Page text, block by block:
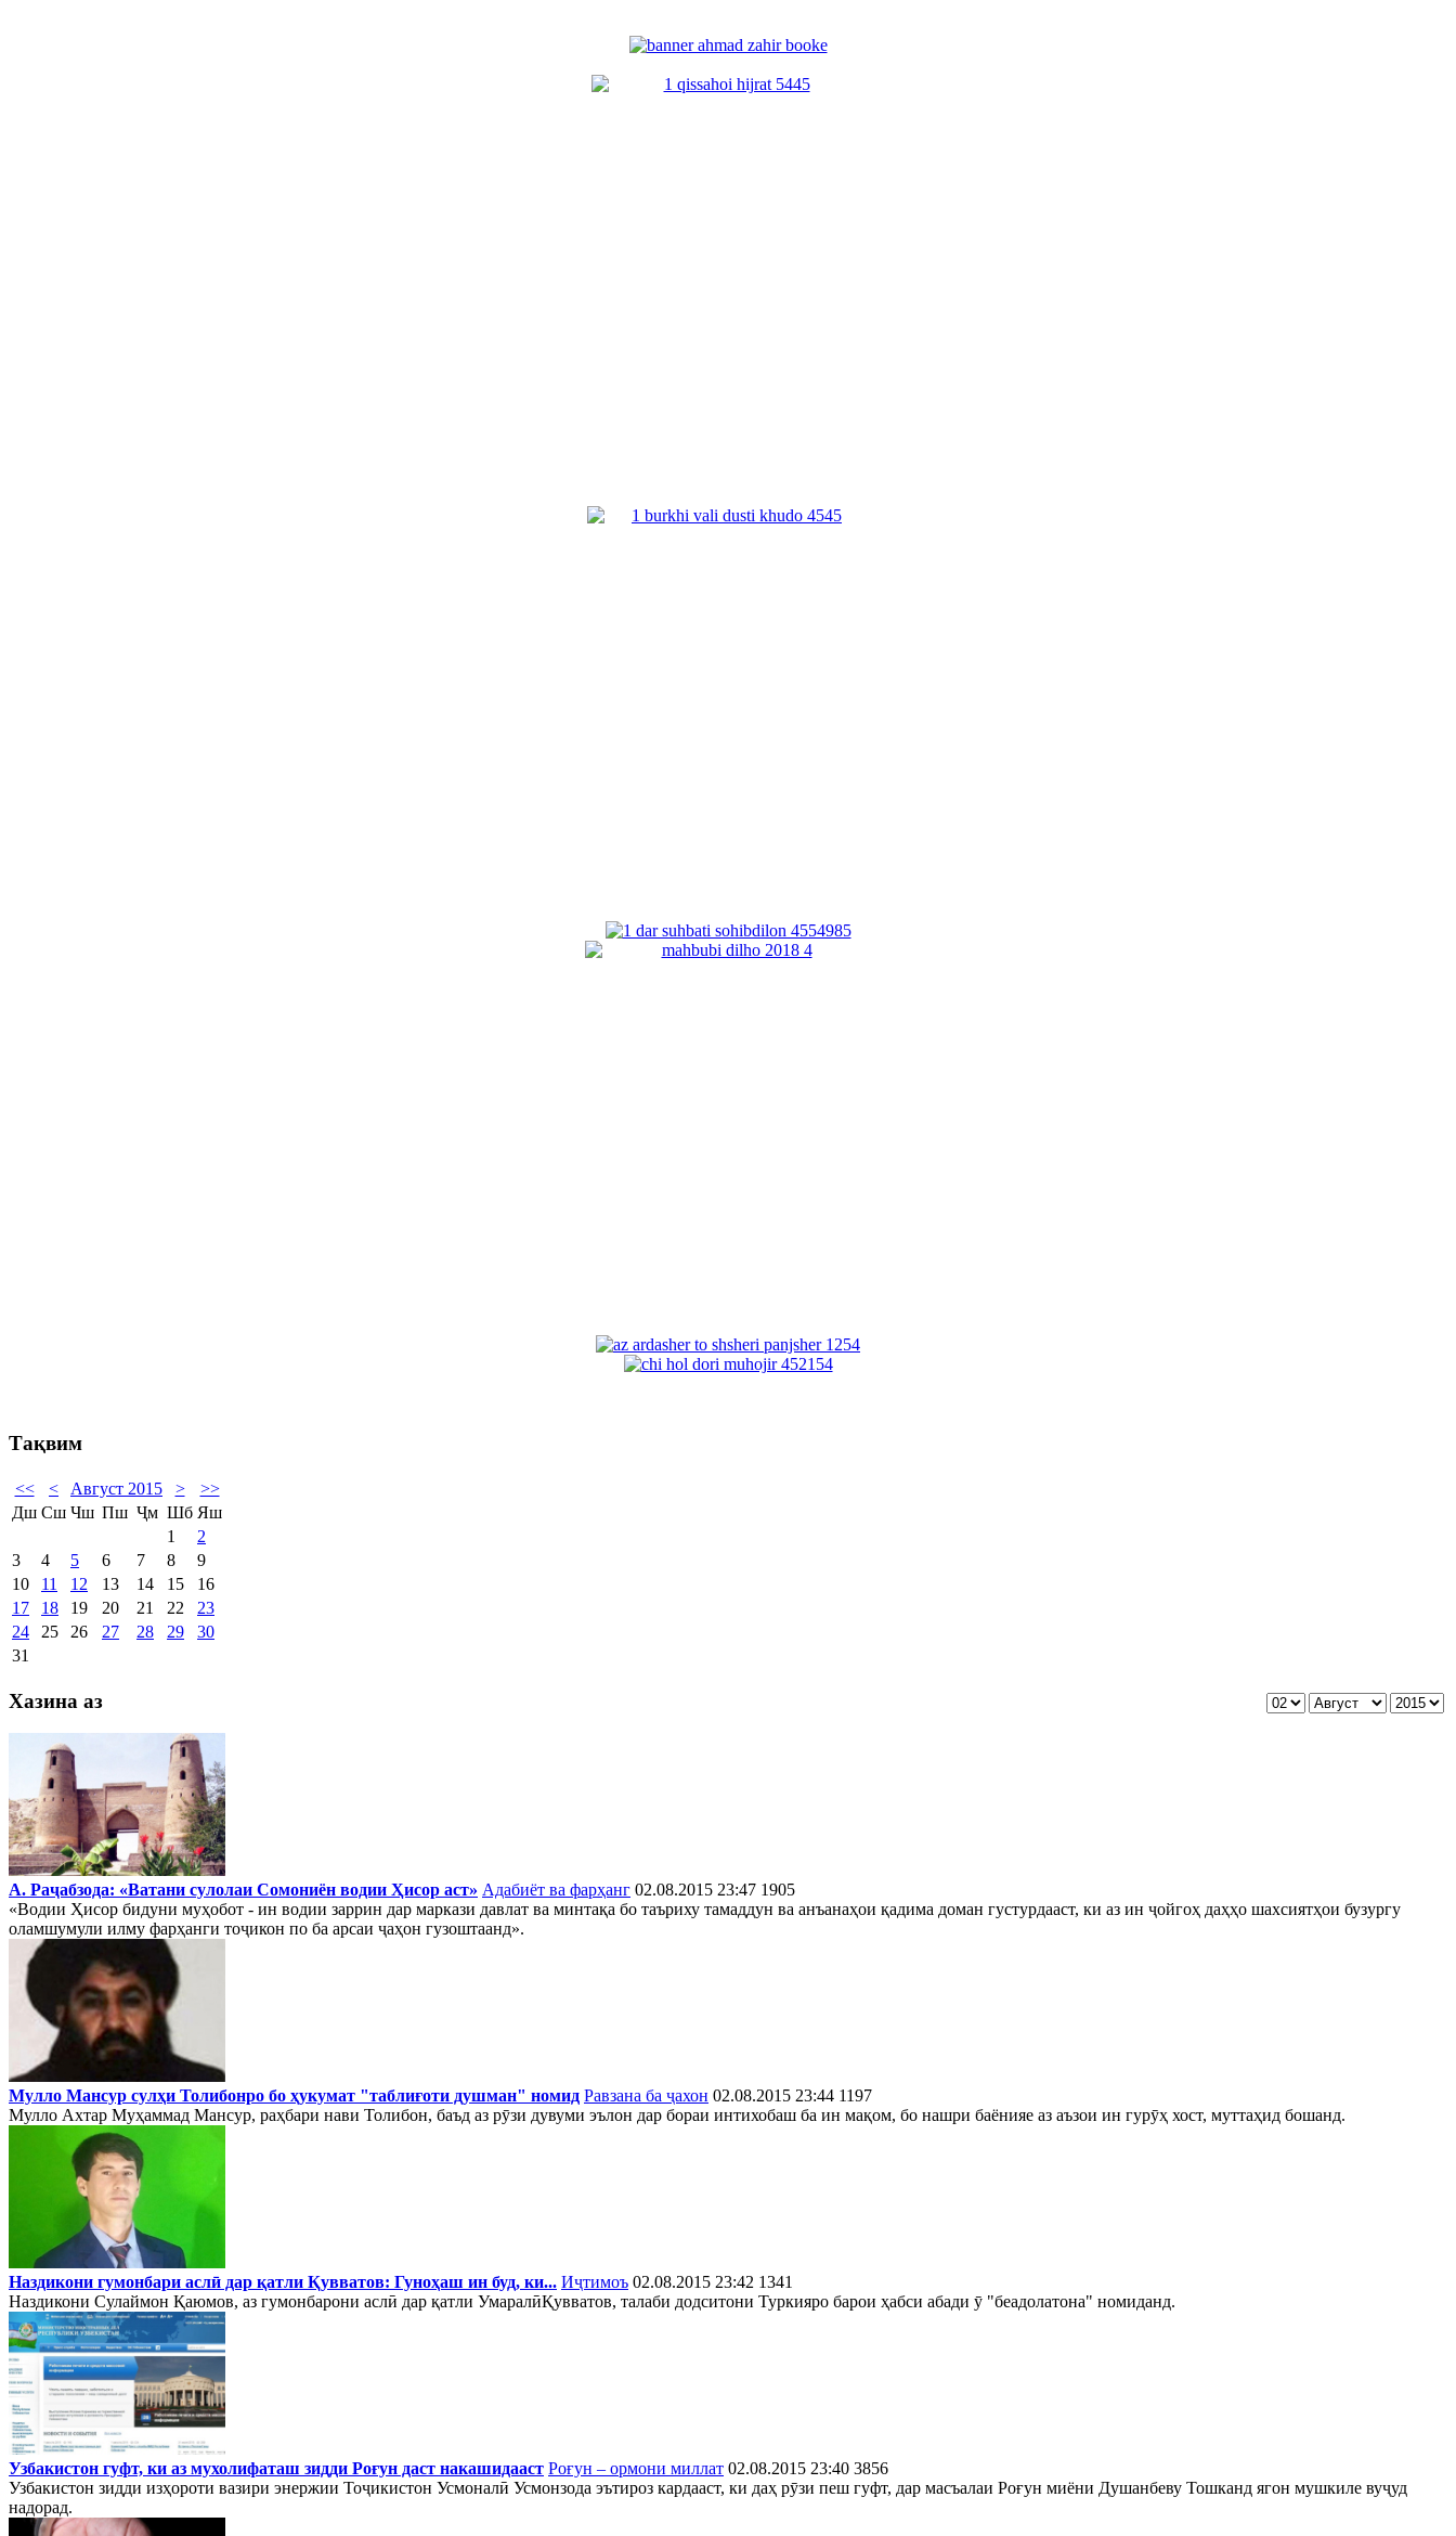
Тақвим
<< < Август 2015 >
>>
Дш Сш Чш Пш Ҷм Шб Яш
1
2
3
4 5 6 7 8
9
10
11 12 13 14 15
16
17
18 19 20 21 22
23
24
25 26 27 28 29
30
31
Хазина аз
А. Раҷабзода: «Ватани сулолаи Сомониён водии Ҳисор аст» Адабиёт ва фарҳанг 02.08.2015 23:47 1905
«Водии Ҳисор бидуни муҳобот - ин водии заррин дар маркази давлат ва минтақа бо таъриху тамаддун ва анъанаҳои қадима доман густурдааст, ки аз ин ҷойгоҳ даҳҳо шахсиятҳои бузургу
оламшумули илму фарҳанги тоҷикон по ба арсаи ҷаҳон гузоштаанд».
Мулло Мансур cулҳи Толибонро бо ҳукумат "таблиғоти душман" номид Равзана ба ҷахон 02.08.2015 23:44 1197
Мулло Ахтар Муҳаммад Мансур, раҳбари нави Толибон, баъд аз рӯзи дувуми эълон дар бораи интихобаш ба ин мақом, бо нашри баёнияе аз аъзои ин гурӯҳ хост, муттаҳид бошанд.
Наздикони гумонбари аслӣ дар қатли Қувватов: Гуноҳаш ин буд, ки... Иҷтимоъ 02.08.2015 23:42 1341
Наздикони Сулаймон Қаюмов, аз гумонбарони аслӣ дар қатли УмаралӣҚувватов, талаби додситони Туркияро барои ҳабси абади ӯ "беадолатона" номиданд.
Узбакистон гуфт, ки аз мухолифаташ зидди Роғун даст накашидааст Роғун – ормони миллат 02.08.2015 23:40 3856
Узбакистон зидди изҳороти вазири энержии Тоҷикистон Усмоналӣ Усмонзода эътироз кардааст, ки даҳ рӯзи пеш гуфт, дар масъалаи Роғун миёни Душанбеву Тошканд ягон мушкиле вуҷуд
надорад.